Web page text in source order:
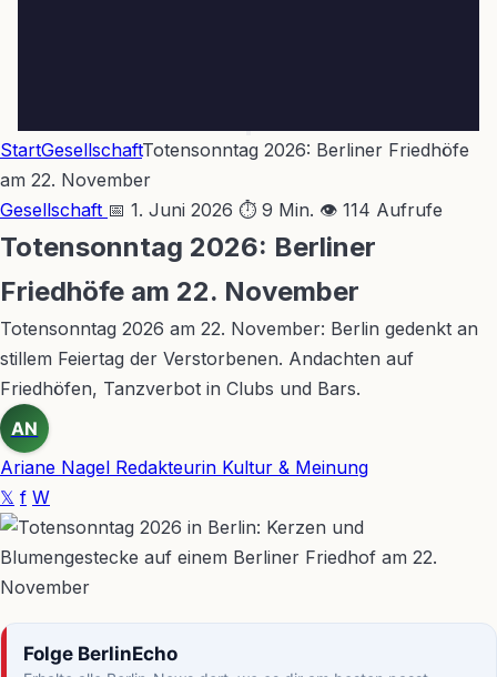
StartGesellschaftTotensonntag 2026: Berliner Friedhöfe
am 22. November
Gesellschaft 📅 1. Juni 2026 ⏱ 9 Min. 👁 114 Aufrufe
Totensonntag 2026: Berliner
Friedhöfe am 22. November
Totensonntag 2026 am 22. November: Berlin gedenkt an
stillem Feiertag der Verstorbenen. Andachten auf
Friedhöfen, Tanzverbot in Clubs und Bars.
AN
Ariane Nagel Redakteurin Kultur & Meinung
𝕏 f W
Folge BerlinEcho